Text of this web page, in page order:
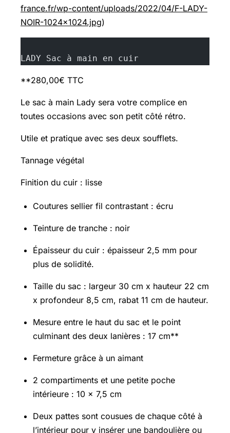
france.fr/wp-content/uploads/2022/04/F-LADY-
NOIR-1024x1024.jpg)
LADY Sac à main en cuir
**280,00€ TTC
Le sac à main Lady sera votre complice en
toutes occasions avec son petit côté rétro.
Utile et pratique avec ses deux soufflets.
Tannage végétal
Finition du cuir : lisse
Coutures sellier fil contrastant : écru
Teinture de tranche : noir
Épaisseur du cuir : épaisseur 2,5 mm pour
plus de solidité.
Taille du sac : largeur 30 cm x hauteur 22 cm
x profondeur 8,5 cm, rabat 11 cm de hauteur.
Mesure entre le haut du sac et le point
culminant des deux lanières : 17 cm**
Fermeture grâce à un aimant
2 compartiments et une petite poche
intérieure : 10 x 7,5 cm
Deux pattes sont cousues de chaque côté à
l’intérieur pour y insérer une bandoulière ou